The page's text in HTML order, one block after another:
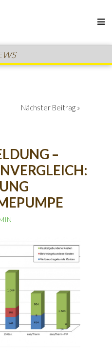
Nächster Beitrag »
–